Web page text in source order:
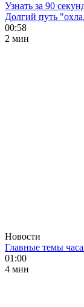
Узнать за 90
Долгий путь
00:58
2 мин
Новости
Главные темы
01:00
4 мин